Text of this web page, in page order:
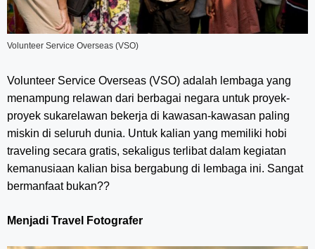
Volunteer Service Overseas (VSO)
Volunteer Service Overseas (VSO) adalah lembaga yang
menampung relawan dari berbagai negara untuk proyek-
proyek sukarelawan bekerja di kawasan-kawasan paling
miskin di seluruh dunia. Untuk kalian yang memiliki hobi
traveling secara gratis, sekaligus terlibat dalam kegiatan
kemanusiaan kalian bisa bergabung di lembaga ini. Sangat
bermanfaat bukan??
Menjadi Travel Fotografer